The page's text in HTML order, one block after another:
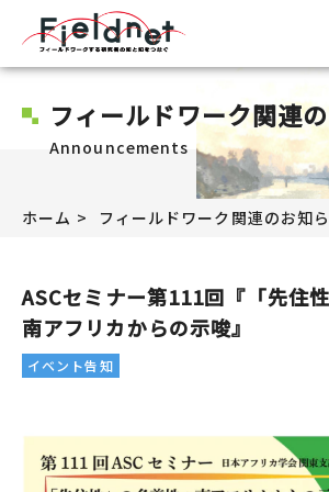
フィールドワーク関連
Announcements
ホーム フィールドワーク関連のお知
ASCセミナー第111回『「先住
南アフリカからの示唆』
イベント告知